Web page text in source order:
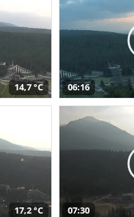
14,7 °C 06:16
17,2 °C 07:30